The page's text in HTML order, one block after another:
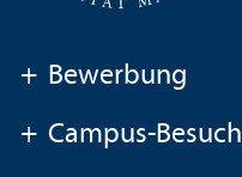
+ Bewerbung
+ Campus-Besuch